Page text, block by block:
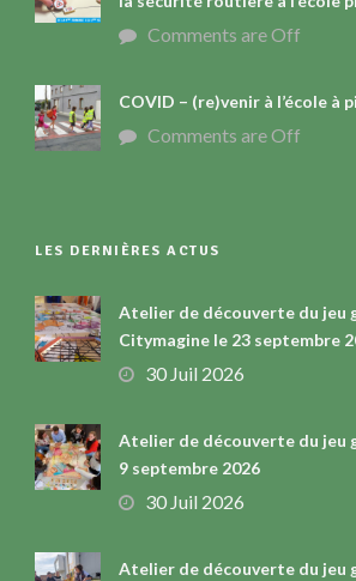
Comments are Off
COVID – (re)venir à l’école à
Comments are Off
LES DERNIÈRES ACTUS
Atelier de découverte du jeu
Citymagine le 23 septembre
30 Juil 2026
Atelier de découverte du jeu
9 septembre 2026
30 Juil 2026
Atelier de découverte du jeu